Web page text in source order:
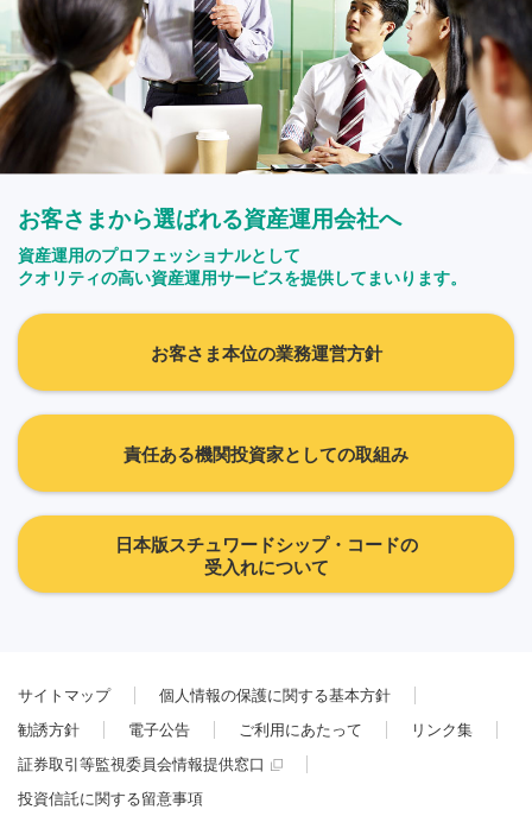
お客さまから選ばれる資産運用会社へ
資産運用のプロフェッショナルとして
クオリティの高い資産運用サービスを提供してまいります。
お客さま本位の業務運営方針
責任ある機関投資家としての取組み
日本版スチュワードシップ・コードの
受入れについて
サイトマップ
個人情報の保護に関する基本方針
勧誘方針
電子公告 ご利用にあたって
リンク集
証券取引等監視委員会情報提供窓口
投資信託に関する留意事項